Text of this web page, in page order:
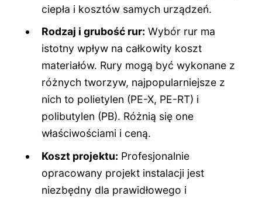
ciepła i kosztów samych urządzeń.
Rodzaj i grubość rur: Wybór rur ma
istotny wpływ na całkowity koszt
materiałów. Rury mogą być wykonane z
różnych tworzyw, najpopularniejsze z
nich to polietylen (PE-X, PE-RT) i
polibutylen (PB). Różnią się one
właściwościami i ceną.
Koszt projektu: Profesjonalnie
opracowany projekt instalacji jest
niezbędny dla prawidłowego i